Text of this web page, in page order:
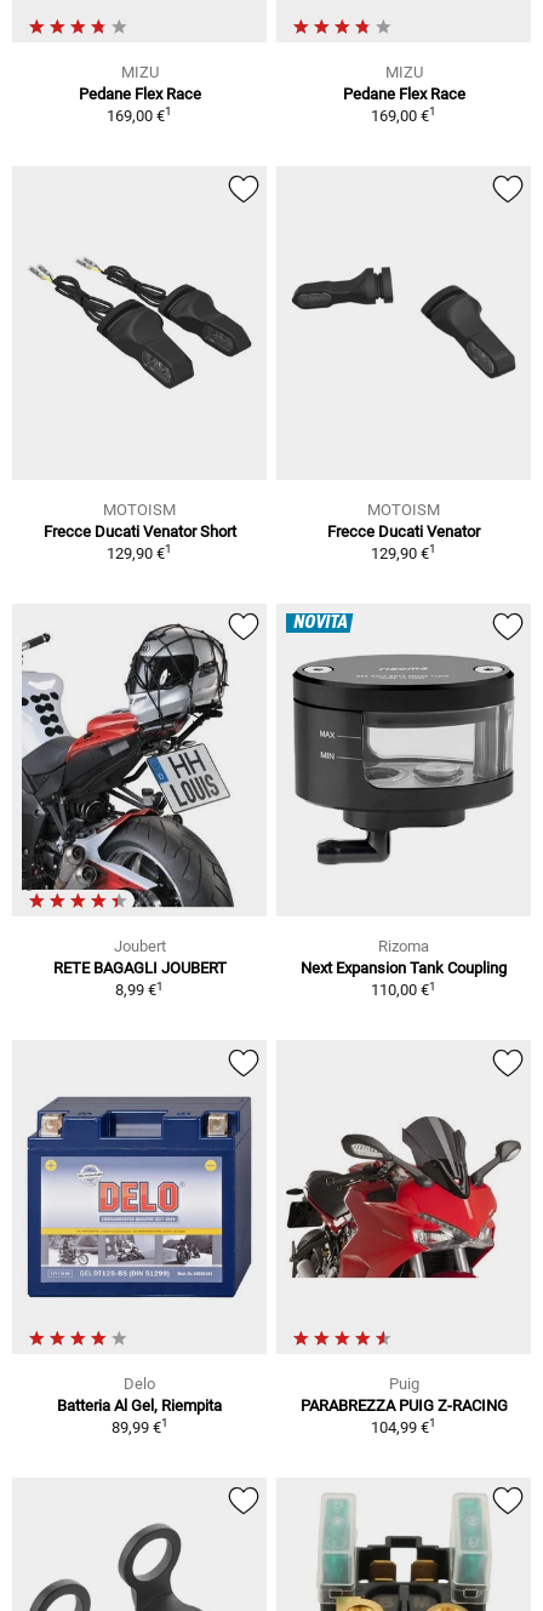
MIZU
Pedane Flex Race
169,00 €1
MIZU
Pedane Flex Race
169,00 €1
MOTOISM
Frecce Ducati Venator Short
129,90 €1
MOTOISM
Frecce Ducati Venator
129,90 €1
Joubert
RETE BAGAGLI JOUBERT
8,99 €1
NOVITÀ
Rizoma
Next Expansion Tank Coupling
110,00 €1
Delo
Batteria Al Gel, Riempita
89,99 €1
Puig
PARABREZZA PUIG Z-RACING
104,99 €1